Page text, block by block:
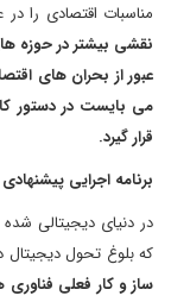
مناسبات اقتصادی را
نقشی بیشتر در حوزه
عبور از بحران های
می بایست در دستور
قرار گیرد.
برنامه اجرایی پیشنهادی
در دنیای دیجیتالی
که بلوغ تحول
ساز و کار فعلی فناوری